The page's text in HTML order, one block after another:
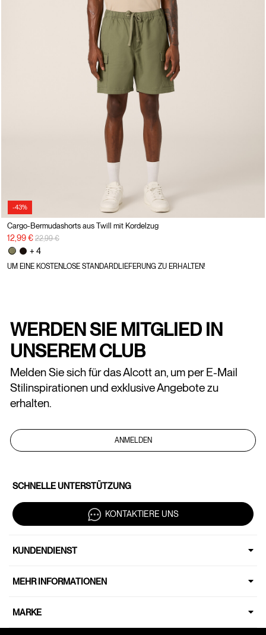
-43%
Cargo-Bermudashorts aus Twill mit Kordelzug
12,99 € Preisreduzierung von
22,99 €auf
+ 4
UM EINE KOSTENLOSE STANDARDLIEFERUNG ZU ERHALTEN!
WERDEN SIE MITGLIED IN
UNSEREM CLUB
Melden Sie sich für das Alcott an, um per E-Mail
Stilinspirationen und exklusive Angebote zu
erhalten.
ANMELDEN
SCHNELLE UNTERSTÜTZUNG
KONTAKTIERE UNS
KUNDENDIENST
MEHR INFORMATIONEN
MARKE